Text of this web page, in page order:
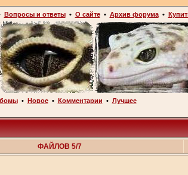
Вопросы и ответы• О сайте• Архив форума•
• Новое• Комментарии • Лучшее
ФАЙЛОВ 5/7